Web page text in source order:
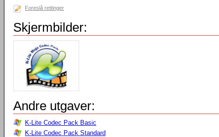
Foreslå rettinger
Skjermbilder:
Andre utgaver:
K-Lite Codec Pack Basic
K-Lite Codec Pack Standard